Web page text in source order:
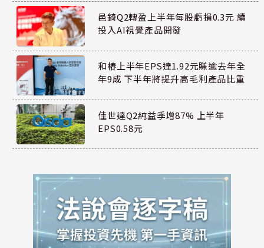
邑錡Q2轉盈上半年每股虧損0.3元 續
投入AI視覺產品開發
和椿上半年EPS達1.92元賺逾去年全
年9成 下半年將提升高毛利產品比重
佳世達Q2純益季增87% 上半年
EPS0.58元